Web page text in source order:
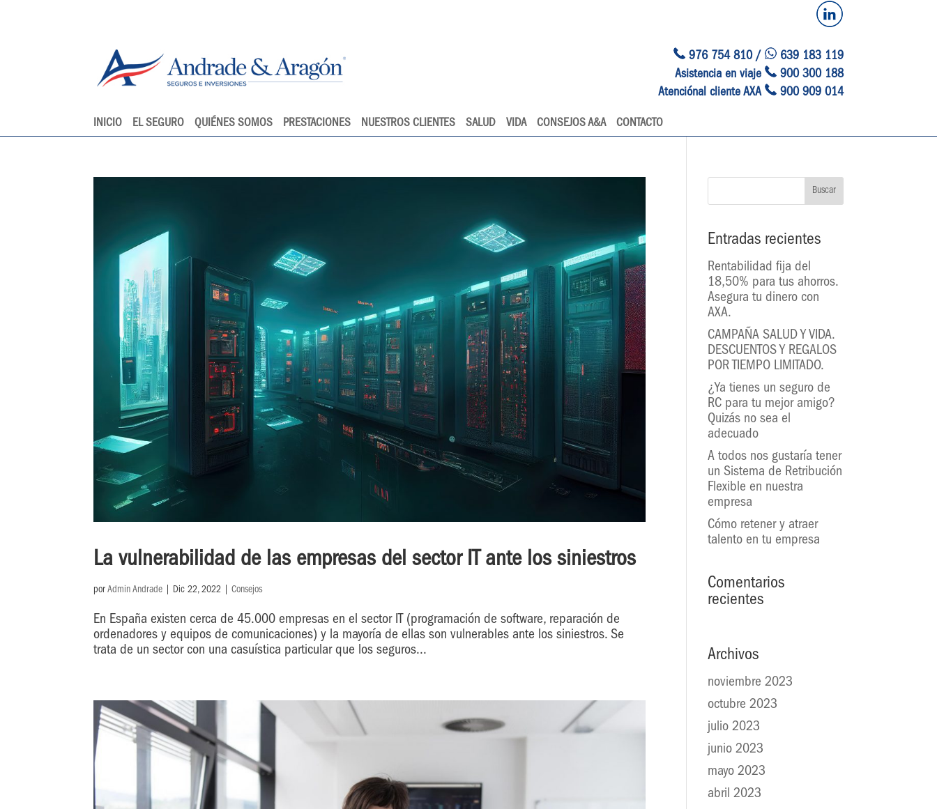
976 754 810 /
639 183 119
Asistencia en viaje
900 300 188
Atenciónal cliente AXA
900 909 014
INICIO EL SEGURO QUIÉNES SOMOS PRESTACIONES NUESTROS CLIENTES SALUD VIDA CONSEJOS A&A CONTACTO
La vulnerabilidad de las empresas del sector IT ante los siniestros
porAdmin Andrade Dic 22, 2022 |Consejos
En España existen cerca de 45.000 empresas en el sector IT (programación de software, reparación de
ordenadores y equipos de comunicaciones) y la mayoría de ellas son vulnerables ante los siniestros. Se
trata de un sector con una casuística particular que los seguros...
Entradas recientes
Rentabilidad fija del
18,50% para tus ahorros.
Asegura tu dinero con
AXA.
CAMPAÑA SALUD Y VIDA.
DESCUENTOS Y REGALOS
POR TIEMPO LIMITADO.
¿Ya tienes un seguro de
RC para tu mejor amigo?
Quizás no sea el
adecuado
A todos nos gustaría tener
un Sistema de Retribución
Flexible en nuestra
empresa
Cómo retener y atraer
talento en tu empresa
Comentarios
recientes
Archivos
noviembre 2023
octubre 2023
julio 2023
junio 2023
mayo 2023
abril 2023